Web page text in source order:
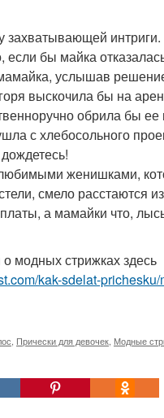
захватывающей интриги.
бы майка
услышав
выскочила бы на
обрила бы ее
с хлебосольного
женишками,
смело расстаются
а мамайки что,
модных стрижках здесь
kak-sdelat-
Прически для девочек Модные